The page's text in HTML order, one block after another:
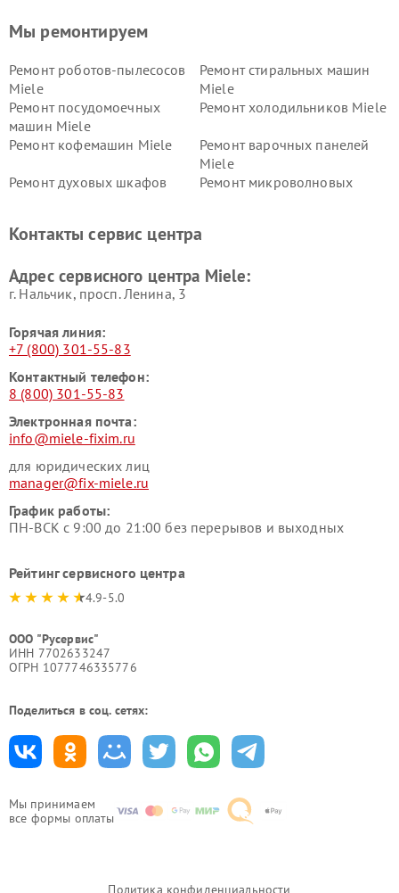
Мы принимаем
все формы оплаты
Мы ремонтируем
Ремонт роботов-пылесосов
Miele
Ремонт стиральных машин
Miele
Ремонт посудомоечных
машин Miele
Ремонт холодильников Miele
Ремонт кофемашин Miele
Ремонт варочных панелей
Miele
Ремонт духовых шкафов
Ремонт микроволновых
Miele
Miele
пылесосов Miele
Контакты сервис центра
Адрес сервисного центра Miele:
г. Нальчик, просп. Ленина, 3
Горячая линия:
+7 (800) 301-55-83
Контактный телефон:
8 (800) 301-55-83
Электронная почта:
info@miele-fixim.ru
для юридических лиц
manager@fix-miele.ru
График работы:
ПН-ВСК с 9:00 до 21:00 без перерывов и выходных
Рейтинг сервисного центра
4.9-5.0
ООО "Русервис"
ИНН 7702633247
ОГРН 1077746335776
Поделиться в соц. сетях:
Политика конфиденциальности